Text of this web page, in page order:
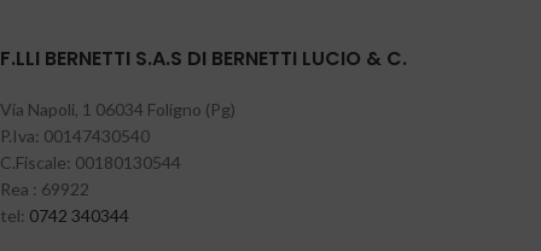
F.LLI BERNETTI S.A.S DI BERNETTI LUCIO & C.
Via Napoli, 1 06034 Foligno (Pg)
P.Iva: 00147430540
C.Fiscale: 00180130544
Rea : 69922
tel: 0742 340344